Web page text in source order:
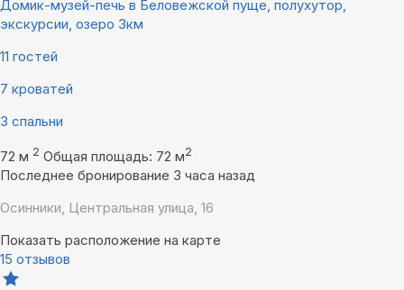
Домик-музей-печь в Беловежской пуще, полухутор,
экскурсии, озеро 3км
11 гостей
7 кроватей
3 спальни
72 м 2 Общая площадь: 72 м2
Последнее бронирование 3 часа назад
Осинники, Центральная улица, 16
Показать расположение на карте
15 отзывов